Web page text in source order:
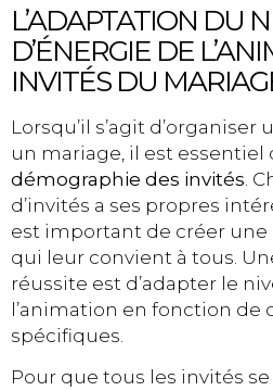
L’ADAPTATION DU
D’ÉNERGIE DE
INVITÉS DU
Lorsqu’il s’agit
un mariage, il est
démographie des invités .
d’invités a ses propres
est important de créer une
qui leur convient à tous.
réussite est d’adapter le
l’animation en fonction de
spécifiques.
Pour que tous les invités